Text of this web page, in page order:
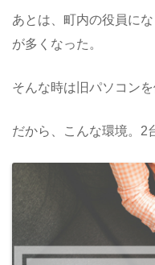
あとは、町内の役員に
が多くなった。
そんな時は旧パソコンを
だから、こんな環境。2